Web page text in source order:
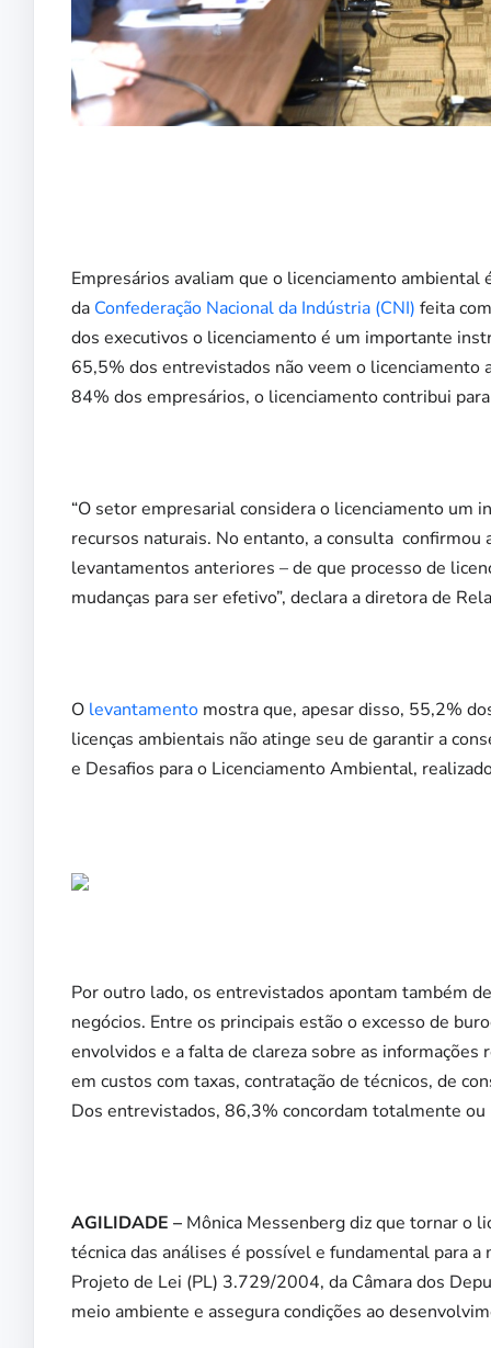
Empresários avaliam que o licenciamento
da Confederação Nacional da Indústria (CNI) feita
dos executivos o licenciamento é um importante
65,5% dos entrevistados não veem o licenciamento
84% dos empresários, o licenciamento contribui
“O setor empresarial considera o licenciamento um
recursos naturais. No entanto, a consulta confirmou
levantamentos anteriores – de que processo de
mudanças para ser efetivo”, declara a diretora de
O levantamento mostra que, apesar disso, 55,2%
licenças ambientais não atinge seu de garantir a
e Desafios para o Licenciamento Ambiental,
Por outro lado, os entrevistados apontam também
negócios. Entre os principais estão o excesso de
envolvidos e a falta de clareza sobre as informações
em custos com taxas, contratação de técnicos, de
Dos entrevistados, 86,3% concordam totalmente
AGILIDADE – Mônica Messenberg diz que tornar o
técnica das análises é possível e fundamental para
Projeto de Lei (PL) 3.729/2004, da Câmara dos
meio ambiente e assegura condições ao